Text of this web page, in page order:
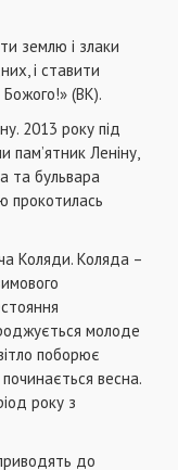
землю і злаки
і ставити
(ВК).
2013 року під
пам’ятник Леніну,
та бульвара
прокотилась
Коляди. Коляда –
молоде
поборює
весна.
року з
до